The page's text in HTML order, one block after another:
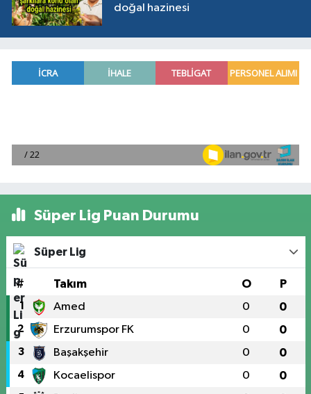
doğal hazinesi
Süper Lig Puan Durumu
Süper Lig
# Takım O P
1 Amed 0 0
2 Erzurumspor FK 0 0
3 Başakşehir 0 0
4 Kocaelispor 0 0